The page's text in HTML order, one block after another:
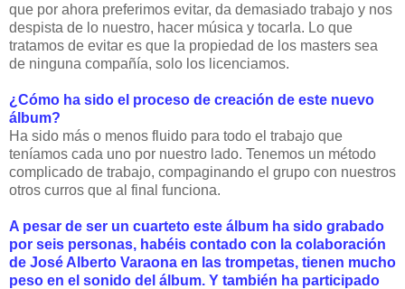
que por ahora preferimos evitar, da demasiado trabajo y nos
despista de lo nuestro, hacer música y tocarla. Lo que
tratamos de evitar es que la propiedad de los masters sea
de ninguna compañía, solo los licenciamos.
¿Cómo ha sido el proceso de creación de este nuevo
álbum?
Ha sido más o menos fluido para todo el trabajo que
teníamos cada uno por nuestro lado. Tenemos un método
complicado de trabajo, compaginando el grupo con nuestros
otros curros que al final funciona.
A pesar de ser un cuarteto este álbum ha sido grabado
por seis personas, habéis contado con la colaboración
de José Alberto Varaona en las trompetas, tienen mucho
peso en el sonido del álbum. Y también ha participado